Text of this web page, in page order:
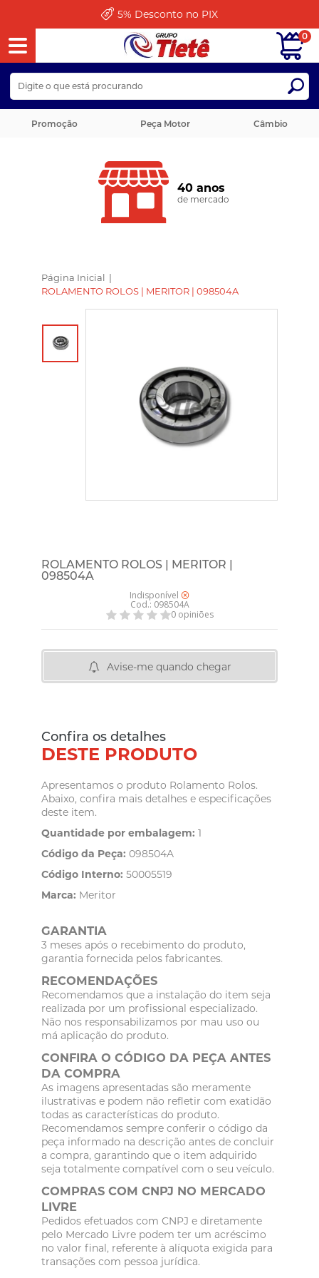
5% Desconto no PIX
Promoção Peça Motor Câmbio
0
40 anos
de mercado
Página Inicial |
ROLAMENTO ROLOS | MERITOR | 098504A
ROLAMENTO ROLOS | MERITOR |
098504A
Indisponível
Cod.: 098504A
0 opiniões
Avise-me quando chegar
Confira os detalhes
DESTE PRODUTO
Apresentamos o produto Rolamento Rolos.
Abaixo, confira mais detalhes e especificações
deste item.
Quantidade por embalagem: 1
Código da Peça: 098504A
Código Interno: 50005519
Marca: Meritor
GARANTIA
3 meses após o recebimento do produto,
garantia fornecida pelos fabricantes.
RECOMENDAÇÕES
Recomendamos que a instalação do item seja
realizada por um profissional especializado.
Não nos responsabilizamos por mau uso ou
má aplicação do produto.
CONFIRA O CÓDIGO DA PEÇA ANTES
DA COMPRA
As imagens apresentadas são meramente
ilustrativas e podem não refletir com exatidão
todas as características do produto.
Recomendamos sempre conferir o código da
peça informado na descrição antes de concluir
a compra, garantindo que o item adquirido
seja totalmente compatível com o seu veículo.
COMPRAS COM CNPJ NO MERCADO
LIVRE
Pedidos efetuados com CNPJ e diretamente
pelo Mercado Livre podem ter um acréscimo
no valor final, referente à alíquota exigida para
transações com pessoa jurídica.